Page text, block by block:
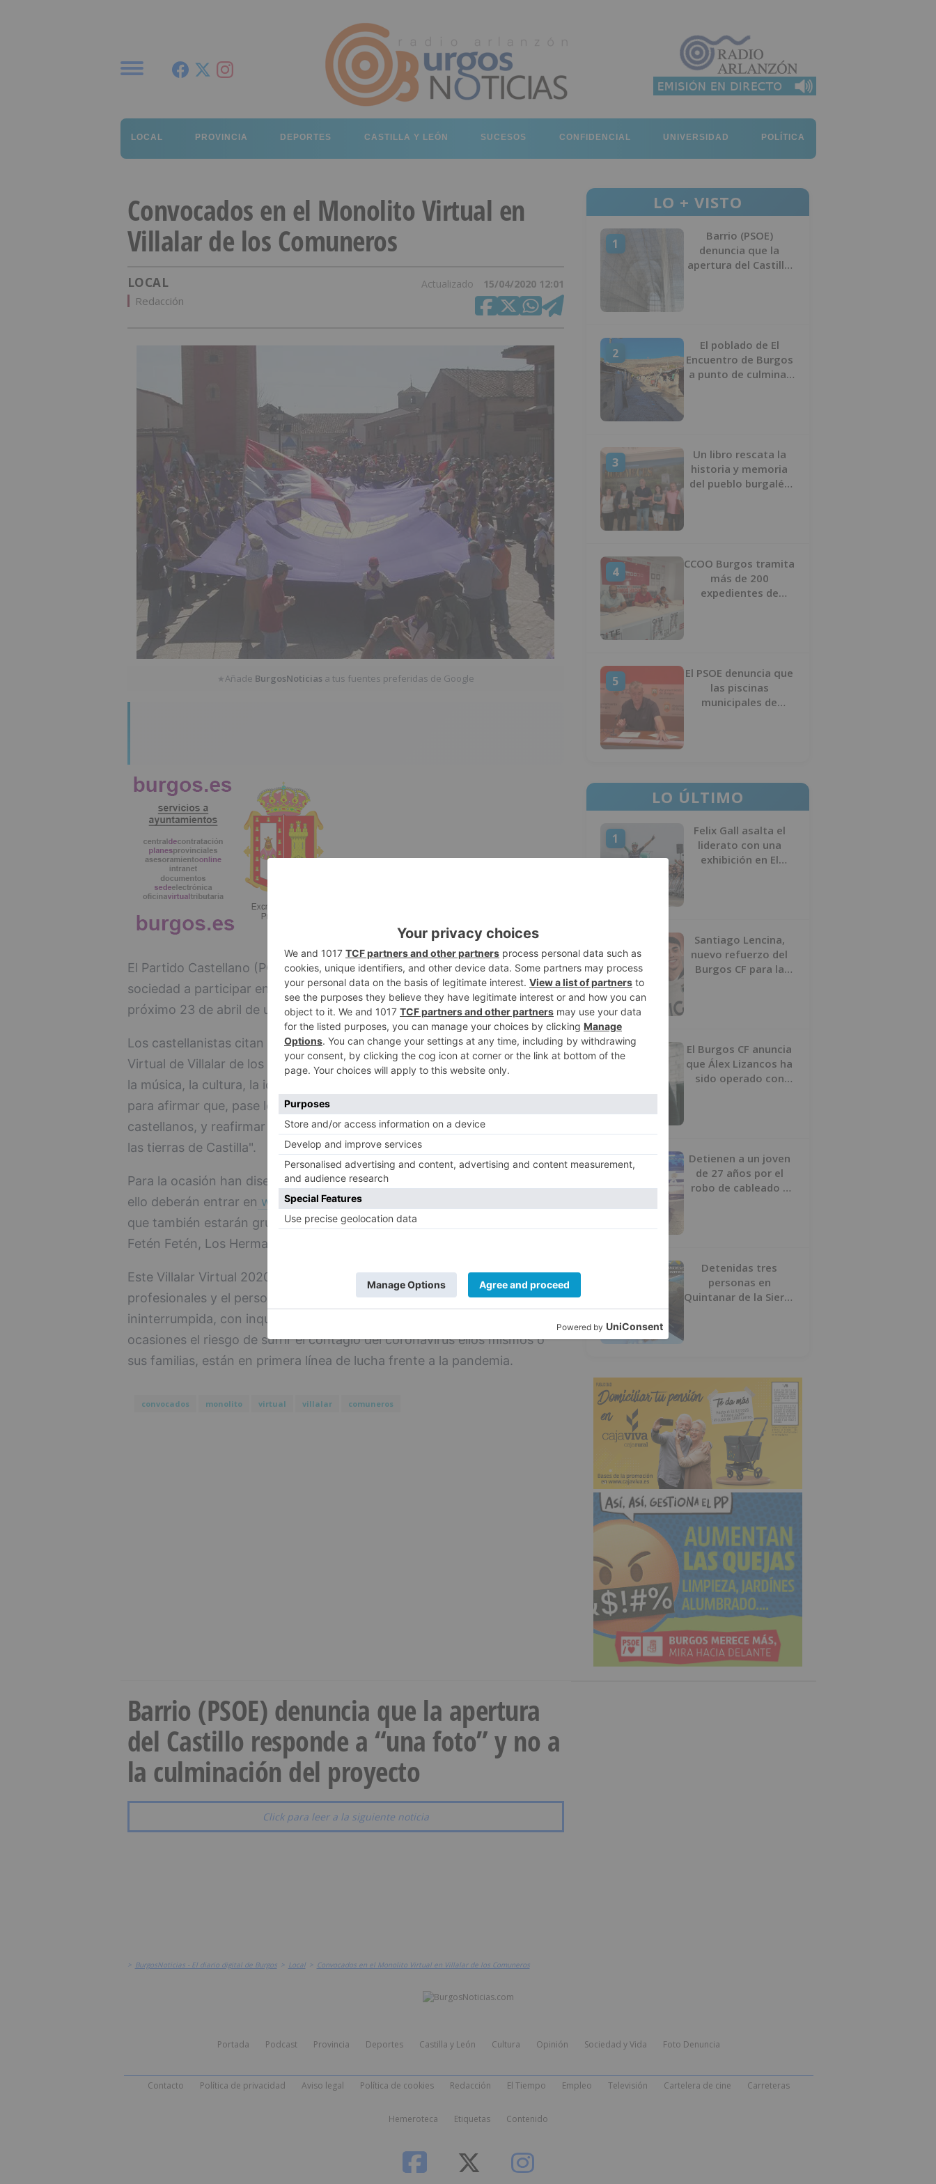
LOCAL PROVINCIA DEPORTES CASTILLA Y LEÓN SUCESOS CONFIDENCIAL UNIVERSIDAD POLÍTICA
Convocados en el Monolito Virtual en
Villalar de los Comuneros
LOCAL Actualizado 15/04/2020 12:01
Redacción
★Añade BurgosNoticias a tus fuentes preferidas de Google
El Partido Castellano (PCAS)-Tierra Comunera ha convocado a la
sociedad a participar en la celebración del Día de la Comunidad el
próximo 23 de abril de una forma virtual.
Los castellanistas citan a los ciudadanos, a las 11:30 horas, en el Monolito
Virtual de Villalar de los Comuneros, para reunirse nuevamente en torno a
la música, la cultura, la identidad, la sociedad y la política castellanista,
para afirmar que, pase lo que pase, es necesario "estar orgullosos de ser
castellanos, y reafirmar el compromiso inquebrantable con las gentes y
las tierras de Castilla".
Para la ocasión han diseñado un programa reivindicativo y festivo y para
ello deberán entrar en www.youtube.com/user/partidocastellano
que también estarán grupos como el Nuevo Mester de Juglaría, Mayalde,
Fetén Fetén, Los Hermanks Cubero, Blanca Altable y Lujuria, entre otros.
Este Villalar Virtual 2020 servirá para rendir homenaje a todos los
profesionales y el personal de servicio público que de manera
ininterrumpida, con inquebrantable voluntad y asumiendo en muchas
ocasiones el riesgo de sufrir el contagio del coronavirus ellos mismos o
sus familias, están en primera línea de lucha frente a la pandemia.
convocados monolito virtual villalar comuneros
LO + VISTO
1
Barrio (PSOE)
denuncia que la
apertura del Castillo
2
El poblado de El
Encuentro de Burgos
a punto de culminar
3
Un libro rescata la
historia y memoria
del pueblo burgalés
4
CCOO Burgos tramita
más de 200
expedientes de
5
El PSOE denuncia que
las piscinas
municipales de
LO ÚLTIMO
1
Felix Gall asalta el
liderato con una
exhibición en El
2
Santiago Lencina,
nuevo refuerzo del
Burgos CF para la
3
El Burgos CF anuncia
que Álex Lizancos ha
sido operado con
4
Detienen a un joven
de 27 años por el
robo de cableado y
Detenidas tres
personas en
Quintanar de la Sierra
Barrio (PSOE) denuncia que la apertura
del Castillo responde a “una foto” y no a
la culminación del proyecto
Click para leer a la siguiente noticia
> BurgosNoticias - El diario digital de Burgos > Local > Convocados en el Monolito Virtual en Villalar de los Comuneros
Portada Podcast Provincia Deportes Castilla y León Cultura Opinión Sociedad y Vida Foto Denuncia
Contacto Política de privacidad Aviso legal Política de cookies Redacción El Tiempo Empleo Televisión Cartelera de cine Carreteras
Hemeroteca Etiquetas Contenido